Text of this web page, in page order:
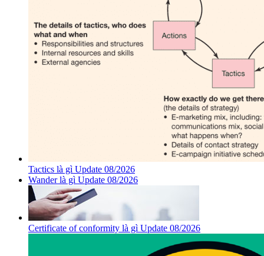
Tactics là gì Update 08/2026
Wander là gì Update 08/2026
Certificate of conformity là gì Update 08/2026